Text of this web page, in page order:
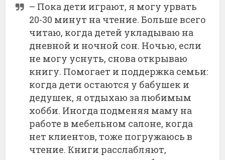
– Пока дети играют, я могу урвать
20-30 минут на чтение. Больше всего
читаю, когда детей укладываю на
дневной и ночной сон. Ночью, если
не могу уснуть, снова открываю
книгу. Помогает и поддержка семьи:
когда дети остаются у бабушек и
дедушек, я отдыхаю за любимым
хобби. Иногда подменяя маму на
работе в мебельном салоне, когда
нет клиентов, тоже погружаюсь в
чтение. Книги расслабляют,